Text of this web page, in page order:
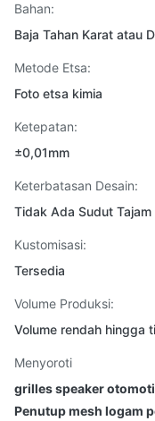
Bahan:
Baja Tahan Karat atau
Metode Etsa:
Foto etsa kimia
Ketepatan:
±0,01mm
Keterbatasan Desain:
Tidak Ada Sudut Tajam
Kustomisasi:
Tersedia
Volume Produksi:
Volume rendah hingga
Menyoroti
grilles speaker
Penutup mesh logam